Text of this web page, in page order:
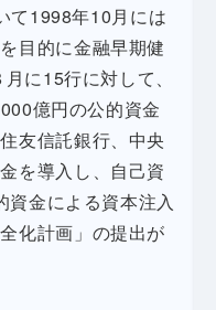
て1998年10月には
目的に金融早期健
に15行に対して、
億円の公的資金
友信託銀行、中央
を導入し、自己資
資金による資本注入
化計画」の提出が